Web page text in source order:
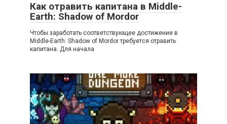
Как отравить капитана в Middle-
Earth: Shadow of Mordor
Чтобы заработать соответствующее достижение в
Middle-Earth: Shadow of Mordor требуется отравить
капитана. Для начала